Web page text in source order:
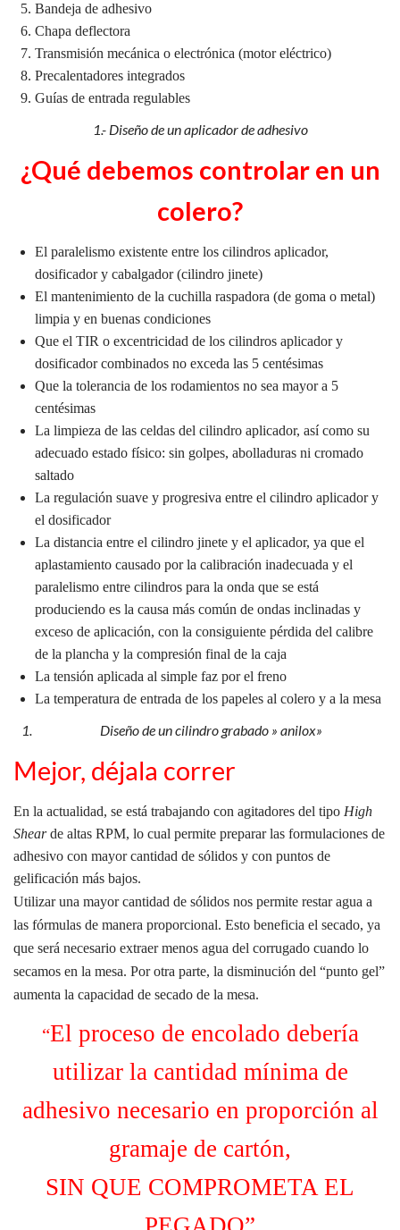
Bandeja de adhesivo
Chapa deflectora
Transmisión mecánica o electrónica (motor eléctrico)
Precalentadores integrados
Guías de entrada regulables
1.- Diseño de un aplicador de adhesivo
¿Qué debemos controlar en un
colero?
El paralelismo existente entre los cilindros aplicador,
dosificador y cabalgador (cilindro jinete)
El mantenimiento de la cuchilla raspadora (de goma o metal)
limpia y en buenas condiciones
Que el TIR o excentricidad de los cilindros aplicador y
dosificador combinados no exceda las 5 centésimas
Que la tolerancia de los rodamientos no sea mayor a 5
centésimas
La limpieza de las celdas del cilindro aplicador, así como su
adecuado estado físico: sin golpes, abolladuras ni cromado
saltado
La regulación suave y progresiva entre el cilindro aplicador y
el dosificador
La distancia entre el cilindro jinete y el aplicador, ya que el
aplastamiento causado por la calibración inadecuada y el
paralelismo entre cilindros para la onda que se está
produciendo es la causa más común de ondas inclinadas y
exceso de aplicación, con la consiguiente pérdida del calibre
de la plancha y la compresión final de la caja
La tensión aplicada al simple faz por el freno
La temperatura de entrada de los papeles al colero y a la mesa
Diseño de un cilindro grabado » anilox»
Mejor, déjala correr
En la actualidad, se está trabajando con agitadores del tipo High
Shearde altas RPM, lo cual permite preparar las formulaciones de
adhesivo con mayor cantidad de sólidos y con puntos de
gelificación más bajos.
Utilizar una mayor cantidad de sólidos nos permite restar agua a
las fórmulas de manera proporcional. Esto beneficia el secado, ya
que será necesario extraer menos agua del corrugado cuando lo
secamos en la mesa. Por otra parte, la disminución del “punto gel”
aumenta la capacidad de secado de la mesa.
“El proceso de encolado debería
utilizar la cantidad mínima de
adhesivo necesario en proporción al
gramaje de cartón,
SIN QUE COMPROMETA EL